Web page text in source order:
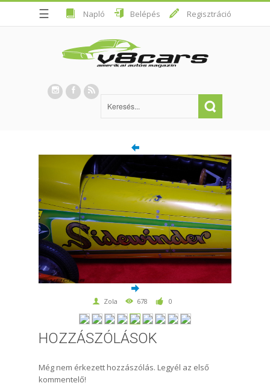
☰ Napló Belépés Regisztráció
Zola 678 0
HOZZÁSZÓLÁSOK
Még nem érkezett hozzászólás. Legyél az első
kommentelő!